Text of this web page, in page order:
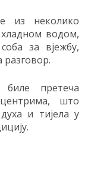
из неколико
водом,
за вјежбу,
разговор.
претеча
што
и тијела у